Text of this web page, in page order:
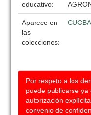
educativo:
Aparece en
las
colecciones:
CUCBA
Por respeto a los
puede publicarse ya
autorización
convenio de